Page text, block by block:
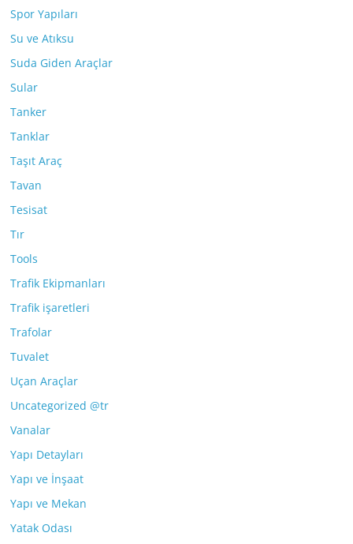
Spor Yapıları
Su ve Atıksu
Suda Giden Araçlar
Sular
Tanker
Tanklar
Taşıt Araç
Tavan
Tesisat
Tır
Tools
Trafik Ekipmanları
Trafik işaretleri
Trafolar
Tuvalet
Uçan Araçlar
Uncategorized @tr
Vanalar
Yapı Detayları
Yapı ve İnşaat
Yapı ve Mekan
Yatak Odası